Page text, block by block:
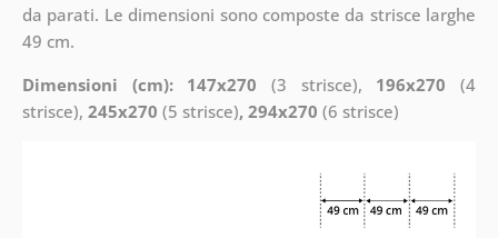
da parati. Le dimensioni sono composte da strisce larghe
49 cm.
Dimensioni (cm): 147x270 (3 strisce), 196x270 (4
strisce), 245x270 (5 strisce), 294x270 (6 strisce)